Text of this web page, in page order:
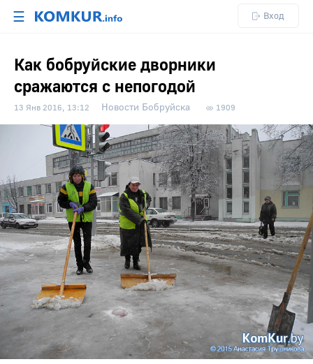
☰ Вход
Как бобруйские дворники
сражаются с непогодой
13 Янв 2016, 13:12 Новости Бобруйска 1909